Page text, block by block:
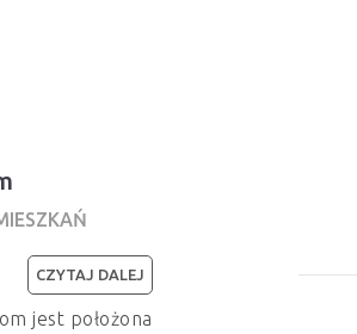
jest położona
CZYTAJ DALEJ